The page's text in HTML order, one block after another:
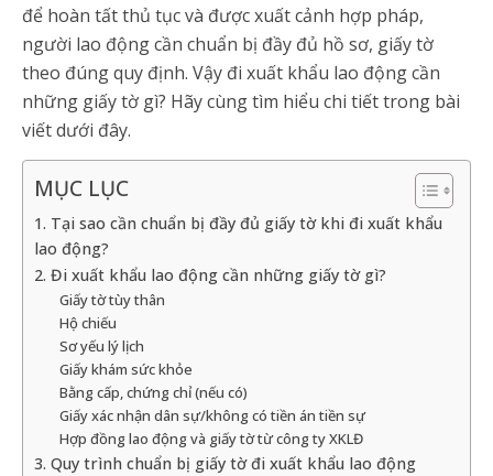
để hoàn tất thủ tục và được xuất cảnh hợp pháp,
người lao động cần chuẩn bị đầy đủ hồ sơ, giấy tờ
theo đúng quy định. Vậy đi xuất khẩu lao động cần
những giấy tờ gì? Hãy cùng tìm hiểu chi tiết trong bài
viết dưới đây.
MỤC LỤC
1. Tại sao cần chuẩn bị đầy đủ giấy tờ khi đi xuất khẩu
lao động?
2. Đi xuất khẩu lao động cần những giấy tờ gì?
Giấy tờ tùy thân
Hộ chiếu
Sơ yếu lý lịch
Giấy khám sức khỏe
Bằng cấp, chứng chỉ (nếu có)
Giấy xác nhận dân sự/không có tiền án tiền sự
Hợp đồng lao động và giấy tờ từ công ty XKLĐ
3. Quy trình chuẩn bị giấy tờ đi xuất khẩu lao động